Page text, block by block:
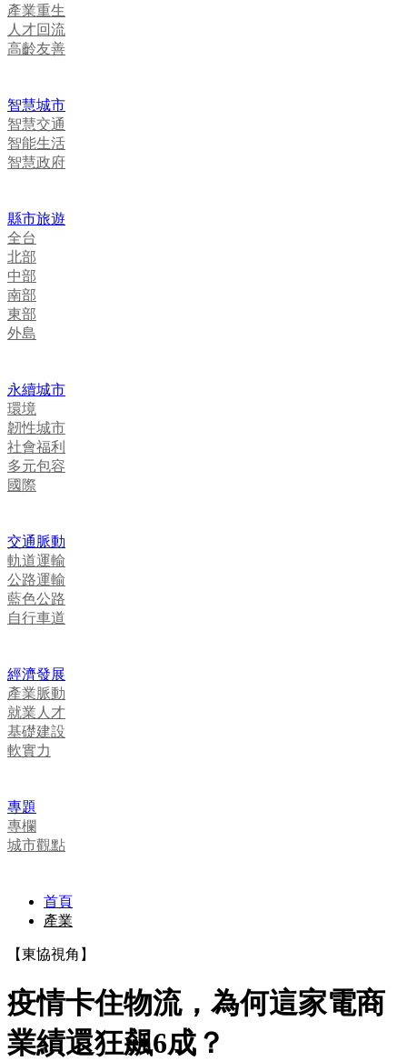
產業重生
人才回流
高齡友善
智慧城市
智慧交通
智能生活
智慧政府
縣市旅遊
全台
北部
中部
南部
東部
外島
永續城市
環境
韌性城市
社會福利
多元包容
國際
交通脈動
軌道運輸
公路運輸
藍色公路
自行車道
經濟發展
產業脈動
就業人才
基礎建設
軟實力
專題
專欄
城市觀點
首頁
產業
【東協視角】
疫情卡住物流，為何這家電商
業績還狂飆6成？